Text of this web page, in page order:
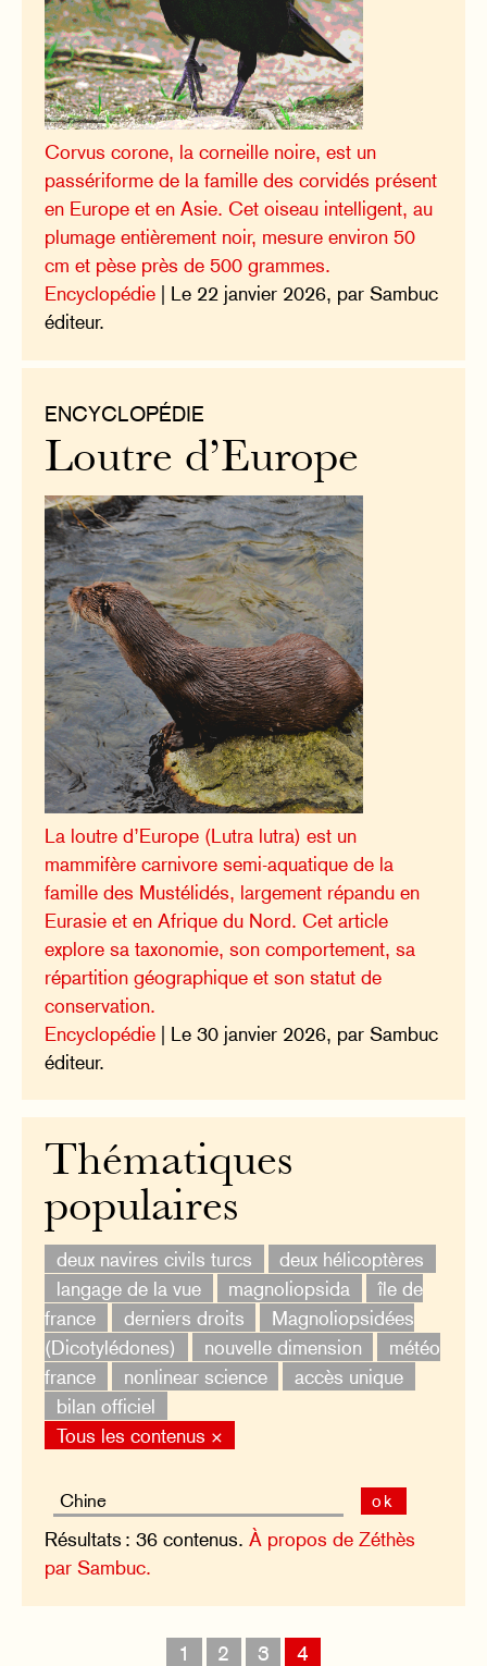
Corvus corone, la corneille noire, est un
passériforme de la famille des corvidés présent
en Europe et en Asie. Cet oiseau intelligent, au
plumage entièrement noir, mesure environ 50
cm et pèse près de 500 grammes.
Encyclopédie | Le 22 janvier 2026, par Sambuc
éditeur.
ENCYCLOPÉDIE
Loutre d’Europe
La loutre d’Europe (Lutra lutra) est un
mammifère carnivore semi-aquatique de la
famille des Mustélidés, largement répandu en
Eurasie et en Afrique du Nord. Cet article
explore sa taxonomie, son comportement, sa
répartition géographique et son statut de
conservation.
Encyclopédie | Le 30 janvier 2026, par Sambuc
éditeur.
Thématiques
populaires
deux navires civils turcs
deux hélicoptères
langage de la vue
magnoliopsida
île de
france
derniers droits
Magnoliopsidées
(Dicotylédones)
nouvelle dimension
météo
france
nonlinear science
accès unique
bilan officiel
Tous les contenus ×
ok
Résultats : 36 contenus.À propos de Zéthès
par Sambuc.
1 2 3 4